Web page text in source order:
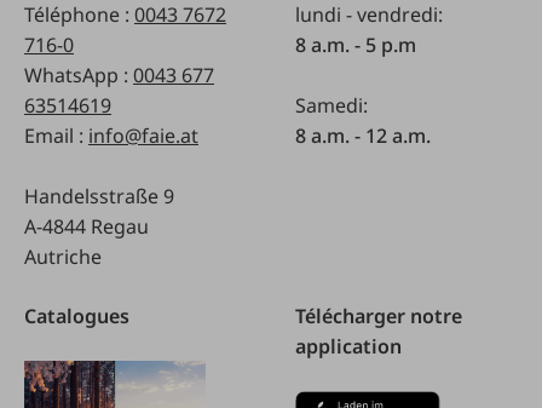
Téléphone : 0043 7672
716-0
WhatsApp : 0043 677
63514619
Email : info@faie.at
Handelsstraße 9
A-4844 Regau
Autriche
lundi - vendredi:
8 a.m. - 5 p.m
Samedi:
8 a.m. - 12 a.m.
Catalogues
Télécharger notre
application